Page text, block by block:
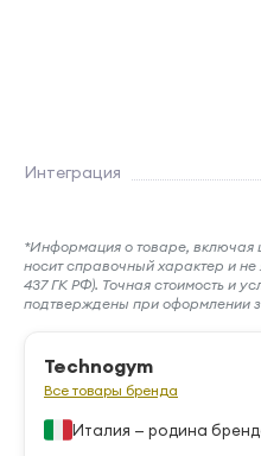
Интеграция
*Информация о товаре, включая
носит справочный характер и не
437 ГК РФ). Точная стоимость и
подтверждены при оформлении
Technogym
Все товары бренда
Италия — родина